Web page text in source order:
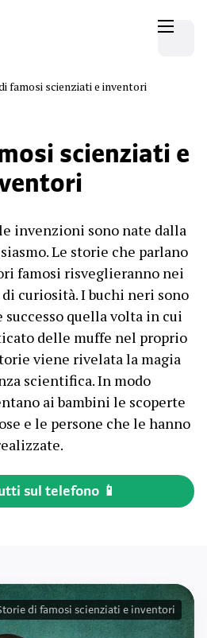
famosi scienziati e inventori
scienziati e
invenzioni sono nate dalla
Le storie che parlano
famosi risveglieranno nei
curiosità. I buchi neri sono
successo quella volta in cui
delle muffe nel proprio
viene rivelata la magia
scientifica. In modo
ai bambini le scoperte
e le persone che le hanno
sul telefono 📱
di famosi scienziati e inventori